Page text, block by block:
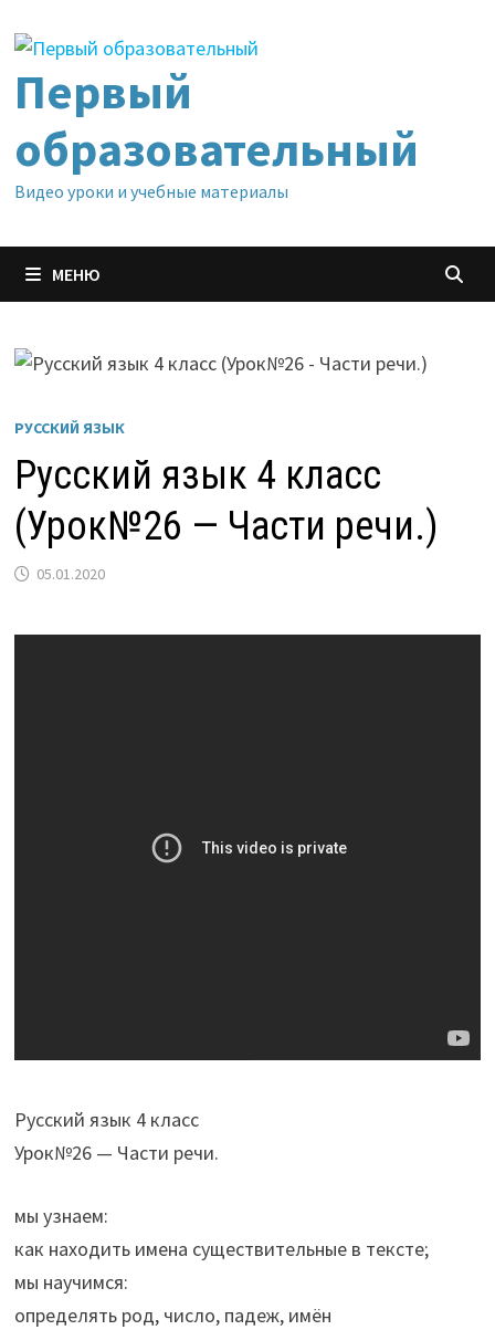
содержимому
Первый
образовательный
Видео уроки и учебные материалы
МЕНЮ
РУССКИЙ ЯЗЫК
Русский язык 4 класс
(Урок№26 — Части речи.)
05.01.2020
Русский язык 4 класс
Урок№26 — Части речи.
мы узнаем:
как находить имена существительные в тексте;
мы научимся:
определять род, число, падеж, имён